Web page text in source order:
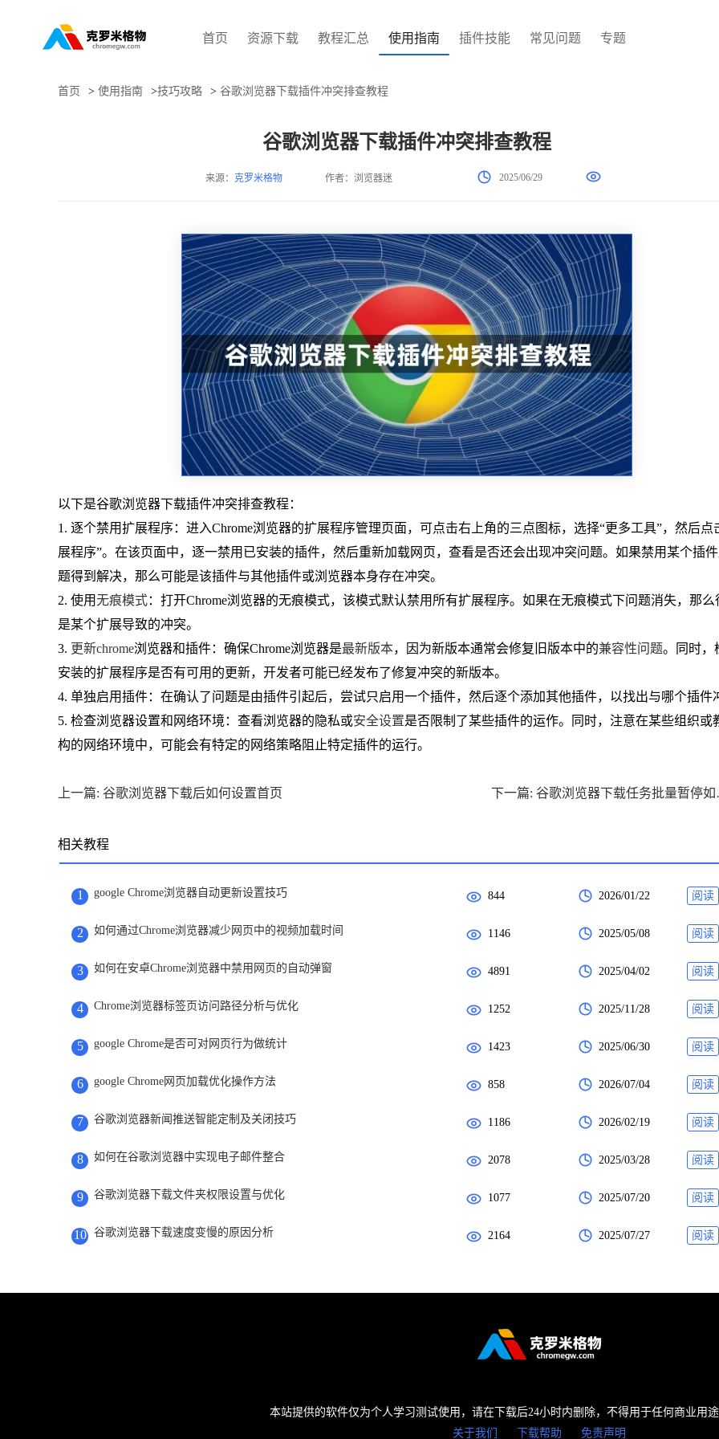
首页 资源下载 教程汇总 使用指南 插件技能 常见问题 专题
首页 > 使用指南 >技巧攻略 > 谷歌浏览器下载插件冲突排查教程
谷歌浏览器下载插件冲突排查教程
来源： 克罗米格物 作者：浏览器迷 2025/06/29
以下是谷歌浏览器下载插件冲突排查教程：
1. 逐个禁用扩展程序：进入Chrome浏览器的扩展程序管理页面，可点击右上角的三点图标，选择“更多工具”，然后点
展程序”。在该页面中，逐一禁用已安装的插件，然后重新加载网页，查看是否还会出现冲突问题。如果禁用某个插件
题得到解决，那么可能是该插件与其他插件或浏览器本身存在冲突。
2. 使用无痕模式：打开Chrome浏览器的无痕模式，该模式默认禁用所有扩展程序。如果在无痕模式下问题消失，那么
是某个扩展导致的冲突。
3. 更新chrome浏览器和插件：确保Chrome浏览器是最新版本，因为新版本通常会修复旧版本中的兼容性问题。同时，
安装的扩展程序是否有可用的更新，开发者可能已经发布了修复冲突的新版本。
4. 单独启用插件：在确认了问题是由插件引起后，尝试只启用一个插件，然后逐个添加其他插件，以找出与哪个插件
5. 检查浏览器设置和网络环境：查看浏览器的隐私或安全设置是否限制了某些插件的运作。同时，注意在某些组织或
构的网络环境中，可能会有特定的网络策略阻止特定插件的运行。
上一篇: 谷歌浏览器下载后如何设置首页 下一
相关教程
1 google Chrome浏览器自动更新设置技巧 844 2026/01/22 阅读
2 如何通过Chrome浏览器减少网页中的视频加载时间 1146 2025/05/08 阅读
3 如何在安卓Chrome浏览器中禁用网页的自动弹窗 4891 2025/04/02 阅读
4 Chrome浏览器标签页访问路径分析与优化 1252 2025/11/28 阅读
5 google Chrome是否可对网页行为做统计 1423 2025/06/30 阅读
6 google Chrome网页加载优化操作方法 858 2026/07/04 阅读
7 谷歌浏览器新闻推送智能定制及关闭技巧 1186 2026/02/19 阅读
8 如何在谷歌浏览器中实现电子邮件整合 2078 2025/03/28 阅读
9 谷歌浏览器下载文件夹权限设置与优化 1077 2025/07/20 阅读
10 谷歌浏览器下载速度变慢的原因分析 2164 2025/07/27 阅读
本站提供的软件仅为个人学习测试使用，请在下载后24小时内删除，不得用于任何商业用途
关于我们
下载帮助 免责声明